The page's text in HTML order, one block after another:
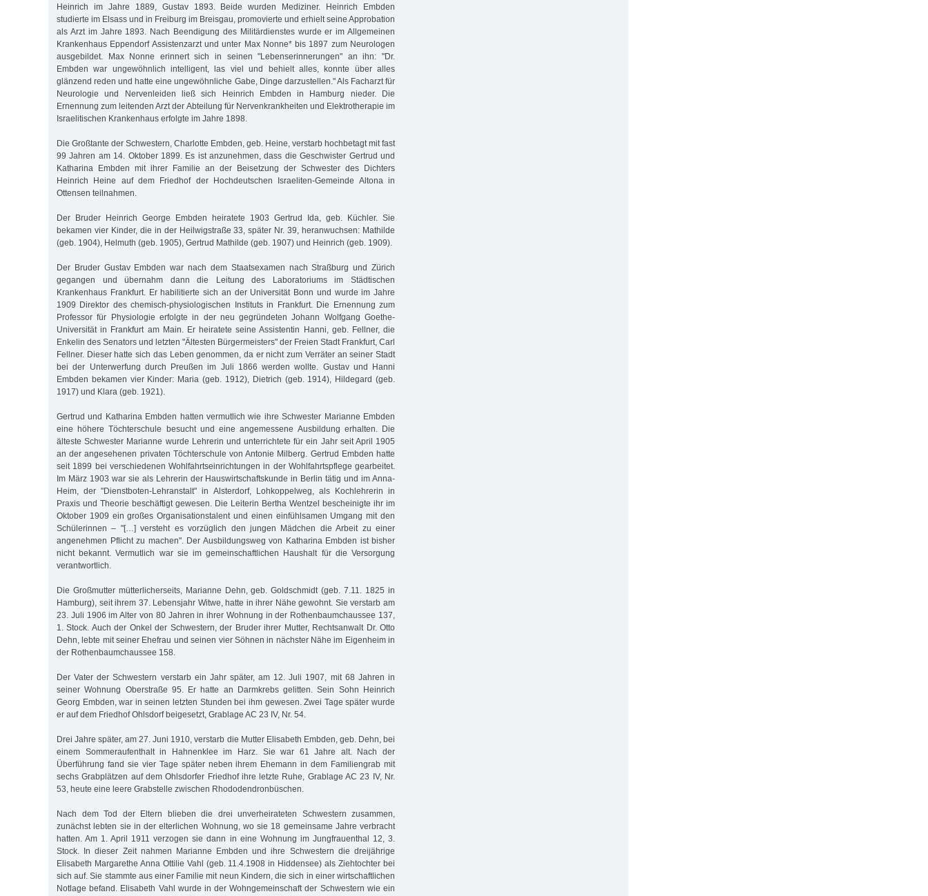
Heinrich im Jahre 1889, Gustav 1893. Beide wurden Mediziner. Heinrich Embden
studierte im Elsass und in Freiburg im Breisgau, promovierte und erhielt seine Approbation
als Arzt im Jahre 1893. Nach Beendigung des Militärdienstes wurde er im Allgemeinen
Krankenhaus Eppendorf Assistenzarzt und unter Max Nonne* bis 1897 zum Neurologen
ausgebildet. Max Nonne erinnert sich in seinen "Lebenserinnerungen" an ihn: "Dr.
Embden war ungewöhnlich intelligent, las viel und behielt alles, konnte über alles
glänzend reden und hatte eine ungewöhnliche Gabe, Dinge darzustellen." Als Facharzt für
Neurologie und Nervenleiden ließ sich Heinrich Embden in Hamburg nieder. Die
Ernennung zum leitenden Arzt der Abteilung für Nervenkrankheiten und Elektrotherapie im
Israelitischen Krankenhaus erfolgte im Jahre 1898.
Die Großtante der Schwestern, Charlotte Embden, geb. Heine, verstarb hochbetagt mit fast
99 Jahren am 14. Oktober 1899. Es ist anzunehmen, dass die Geschwister Gertrud und
Katharina Embden mit ihrer Familie an der Beisetzung der Schwester des Dichters
Heinrich Heine auf dem Friedhof der Hochdeutschen Israeliten-Gemeinde Altona in
Ottensen teilnahmen.
Der Bruder Heinrich George Embden heiratete 1903 Gertrud Ida, geb. Küchler. Sie
bekamen vier Kinder, die in der Heilwigstraße 33, später Nr. 39, heranwuchsen: Mathilde
(geb. 1904), Helmuth (geb. 1905), Gertrud Mathilde (geb. 1907) und Heinrich (geb. 1909).
Der Bruder Gustav Embden war nach dem Staatsexamen nach Straßburg und Zürich
gegangen und übernahm dann die Leitung des Laboratoriums im Städtischen
Krankenhaus Frankfurt. Er habilitierte sich an der Universität Bonn und wurde im Jahre
1909 Direktor des chemisch-physiologischen Instituts in Frankfurt. Die Ernennung zum
Professor für Physiologie erfolgte in der neu gegründeten Johann Wolfgang Goethe-
Universität in Frankfurt am Main. Er heiratete seine Assistentin Hanni, geb. Fellner, die
Enkelin des Senators und letzten "Ältesten Bürgermeisters" der Freien Stadt Frankfurt, Carl
Fellner. Dieser hatte sich das Leben genommen, da er nicht zum Verräter an seiner Stadt
bei der Unterwerfung durch Preußen im Juli 1866 werden wollte. Gustav und Hanni
Embden bekamen vier Kinder: Maria (geb. 1912), Dietrich (geb. 1914), Hildegard (geb.
1917) und Klara (geb. 1921).
Gertrud und Katharina Embden hatten vermutlich wie ihre Schwester Marianne Embden
eine höhere Töchterschule besucht und eine angemessene Ausbildung erhalten. Die
älteste Schwester Marianne wurde Lehrerin und unterrichtete für ein Jahr seit April 1905
an der angesehenen privaten Töchterschule von Antonie Milberg. Gertrud Embden hatte
seit 1899 bei verschiedenen Wohlfahrtseinrichtungen in der Wohlfahrtspflege gearbeitet.
Im März 1903 war sie als Lehrerin der Hauswirtschaftskunde in Berlin tätig und im Anna-
Heim, der "Dienstboten-Lehranstalt" in Alsterdorf, Lohkoppelweg, als Kochlehrerin in
Praxis und Theorie beschäftigt gewesen. Die Leiterin Bertha Wentzel bescheinigte ihr im
Oktober 1909 ein großes Organisationstalent und einen einfühlsamen Umgang mit den
Schülerinnen – "[…] versteht es vorzüglich den jungen Mädchen die Arbeit zu einer
angenehmen Pflicht zu machen". Der Ausbildungsweg von Katharina Embden ist bisher
nicht bekannt. Vermutlich war sie im gemeinschaftlichen Haushalt für die Versorgung
verantwortlich.
Die Großmutter mütterlicherseits, Marianne Dehn, geb. Goldschmidt (geb. 7.11. 1825 in
Hamburg), seit ihrem 37. Lebensjahr Witwe, hatte in ihrer Nähe gewohnt. Sie verstarb am
23. Juli 1906 im Alter von 80 Jahren in ihrer Wohnung in der Rothenbaumchaussee 137,
1. Stock. Auch der Onkel der Schwestern, der Bruder ihrer Mutter, Rechtsanwalt Dr. Otto
Dehn, lebte mit seiner Ehefrau und seinen vier Söhnen in nächster Nähe im Eigenheim in
der Rothenbaumchaussee 158.
Der Vater der Schwestern verstarb ein Jahr später, am 12. Juli 1907, mit 68 Jahren in
seiner Wohnung Oberstraße 95. Er hatte an Darmkrebs gelitten. Sein Sohn Heinrich
Georg Embden, war in seinen letzten Stunden bei ihm gewesen. Zwei Tage später wurde
er auf dem Friedhof Ohlsdorf beigesetzt, Grablage AC 23 IV, Nr. 54.
Drei Jahre später, am 27. Juni 1910, verstarb die Mutter Elisabeth Embden, geb. Dehn, bei
einem Sommeraufenthalt in Hahnenklee im Harz. Sie war 61 Jahre alt. Nach der
Überführung fand sie vier Tage später neben ihrem Ehemann in dem Familiengrab mit
sechs Grabplätzen auf dem Ohlsdorfer Friedhof ihre letzte Ruhe, Grablage AC 23 IV, Nr.
53, heute eine leere Grabstelle zwischen Rhododendronbüschen.
Nach dem Tod der Eltern blieben die drei unverheirateten Schwestern zusammen,
zunächst lebten sie in der elterlichen Wohnung, wo sie 18 gemeinsame Jahre verbracht
hatten. Am 1. April 1911 verzogen sie dann in eine Wohnung im Jungfrauenthal 12, 3.
Stock. In dieser Zeit nahmen Marianne Embden und ihre Schwestern die dreijährige
Elisabeth Margarethe Anna Ottilie Vahl (geb. 11.4.1908 in Hiddensee) als Ziehtochter bei
sich auf. Sie stammte aus einer Familie mit neun Kindern, die sich in einer wirtschaftlichen
Notlage befand. Elisabeth Vahl wurde in der Wohngemeinschaft der Schwestern wie ein